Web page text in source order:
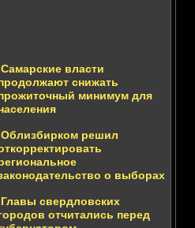
Самарские власти
снижать
минимум для
Облизбирком решил
о выборах
Главы свердловских
отчитались перед